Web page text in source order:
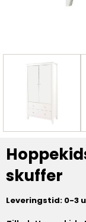
skuffer
Leveringstid: 0-3